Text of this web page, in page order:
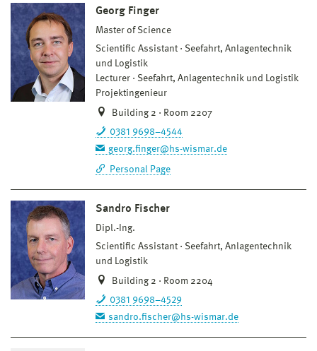
Georg Finger
Master of Science
Scientific Assistant
Seefahrt, Anlagentechnik
und Logistik
Lecturer
Seefahrt, Anlagentechnik und Logistik
Projektingenieur
Building 2 · Room 2207
0381 9698–4544
georg.finger@hs-wismar.de
Personal Page
Sandro Fischer
Dipl.-Ing.
Scientific Assistant
Seefahrt, Anlagentechnik
und Logistik
Building 2 · Room 2204
0381 9698–4529
sandro.fischer@hs-wismar.de